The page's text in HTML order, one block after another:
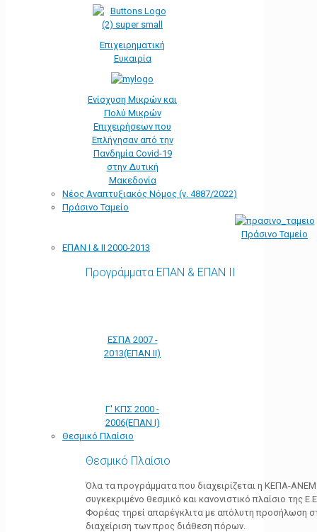
Επιχειρηματική
Ευκαιρία
Ενίσχυση Μικρών και
Πολύ Μικρών
Επιχειρήσεων που
Επλήγησαν από την
Πανδημία Covid-19
στην Δυτική
Μακεδονία
Νέος Αναπτυξιακός Νόμος (ν. 4887/2022)
Πράσινο Ταμείο
Πράσινο Ταμείο
ΕΠΑΝ Ι & ΙΙ 2000-2013
Προγράμματα ΕΠΑΝ & ΕΠΑΝ ΙΙ
ΕΣΠΑ 2007 -
2013(ΕΠΑΝ ΙΙ)
Γ' ΚΠΣ 2000 -
2006(ΕΠΑΝ Ι)
Θεσμικό Πλαίσιο
Θεσμικό Πλαίσιο
Όλα τα προγράμματα που διαχειρίζεται η ΚΕΠΑ-
συγκεκριμένο θεσμικό και κανονιστικό πλαίσιο της
Φορέας τηρεί απαρέγκλιτα με απόλυτη προσήλωση
διαχείριση των προς διάθεση πόρων.